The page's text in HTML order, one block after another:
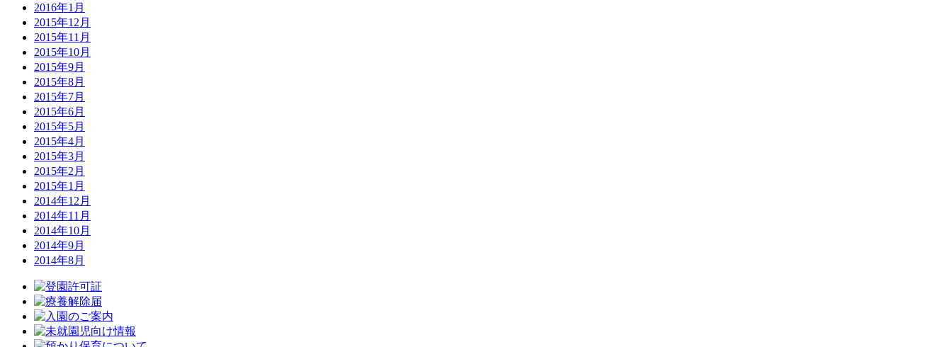
2016年1月
2015年12月
2015年11月
2015年10月
2015年9月
2015年8月
2015年7月
2015年6月
2015年5月
2015年4月
2015年3月
2015年2月
2015年1月
2014年12月
2014年11月
2014年10月
2014年9月
2014年8月